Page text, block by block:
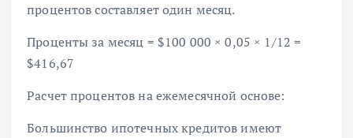
процентов составляет один месяц.
Проценты за месяц = $100 000 × 0,05 × 1/12 =
$416,67
Расчет процентов на ежемесячной основе:
Большинство ипотечных кредитов имеют